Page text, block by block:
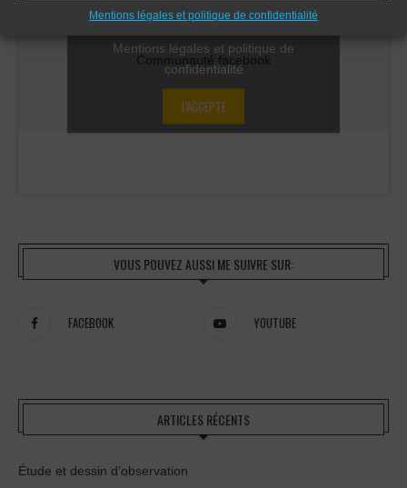
Mentions légales et politique de confidentialité
Communauté facebook
Mentions légales et politique de
confidentialité
J’ACCEPTE
VOUS POUVEZ AUSSI ME SUIVRE SUR:
FACEBOOK YOUTUBE
ARTICLES RÉCENTS
Étude et dessin d’observation